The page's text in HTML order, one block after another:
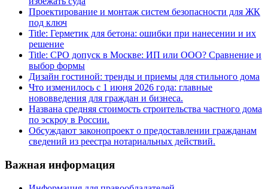
Проектирование и монтаж систем безопасности для ЖК
под ключ
Title: Герметик для бетона: ошибки при нанесении и их
решение
Title: СРО допуск в Москве: ИП или ООО? Сравнение и
выбор формы
Дизайн гостиной: тренды и приемы для стильного дома
Что изменилось с 1 июня 2026 года: главные
нововведения для граждан и бизнеса.
Названа средняя стоимость строительства частного дома
по эскроу в России.
Обсуждают законопроект о предоставлении гражданам
сведений из реестра нотариальных действий.
Важная информация